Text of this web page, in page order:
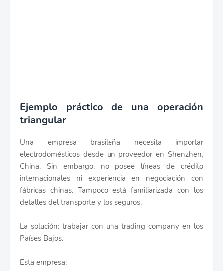
Ejemplo práctico de una operación
triangular
Una empresa brasileña necesita importar
electrodomésticos desde un proveedor en Shenzhen,
China. Sin embargo, no posee líneas de crédito
internacionales ni experiencia en negociación con
fábricas chinas. Tampoco está familiarizada con los
detalles del transporte y los seguros.
La solución: trabajar con una trading company en los
Países Bajos.
Esta empresa: